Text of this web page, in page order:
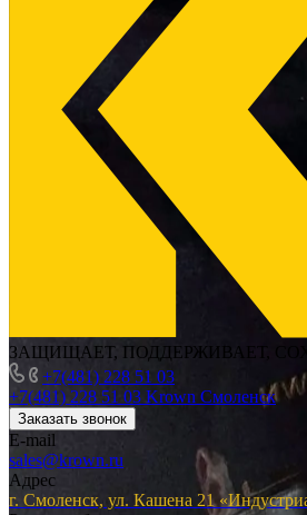
ЗАЩИЩАЕТ, ПОДДЕРЖИВАЕТ,
+7(481) 228 51 03
+7(481) 228 51 03 Krown Смоленск
Заказать звонок
E-mail
sales@krown.ru
Адрес
г. Смоленск, ул. Кашена 21